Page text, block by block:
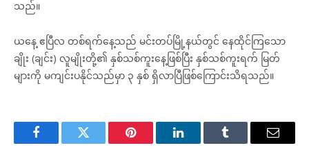
သည်။
ယနေ့ ဧပြီလ တစ်ရက်နေ့သည် မင်းတပ်မြို့နယ်တွင် နေထိုင်ကြသော
ချိုး (ချင်း) လူမျိုးတို့၏ နှစ်သစ်ကူးနေ့ဖြစ်ပြီး နှစ်သစ်ကူးရက် မြတ်
များကို မကျင်းပနိုင်သည်မှာ ၃ နှစ် ရှိလာပြီဖြစ်ကြောင်းသိရသည်။
FacebookTwitter Pinterest LinkedInTumblr Email